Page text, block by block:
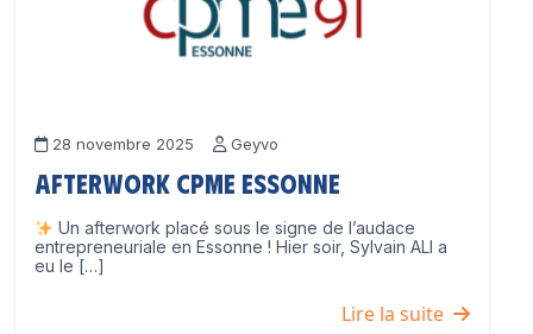
28 novembre 2025 Geyvo
Afterwork CPME Essonne
Un afterwork placé sous le signe de l’audace
entrepreneuriale en Essonne ! Hier soir, Sylvain ALI a
eu le […]
Lire la suite